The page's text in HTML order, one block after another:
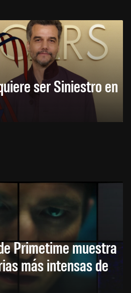
ser Siniestro en
Primetime muestra
más intensas de